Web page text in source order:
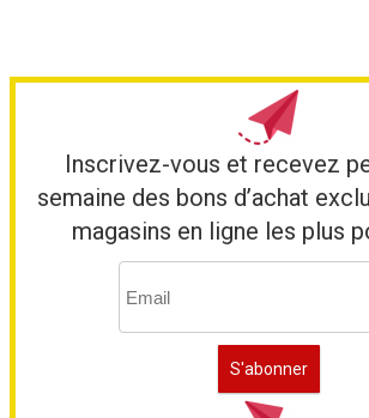
Inscrivez-vous et recevez
semaine des bons d’achat
magasins en ligne les plus